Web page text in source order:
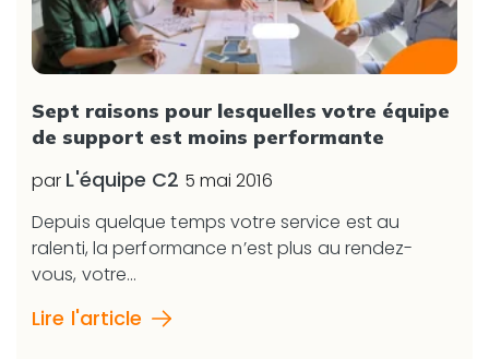
Sept raisons pour lesquelles votre équipe
de support est moins performante
par L'équipe C2 5 mai 2016
Depuis quelque temps votre service est au
ralenti, la performance n’est plus au rendez-
vous, votre...
Lire l'article